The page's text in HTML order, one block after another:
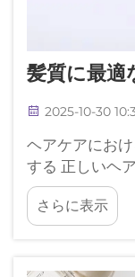
髪質に最適
2025-10-30
ヘアケアにお
する 正しいヘ
目にしたもの
す。適切なヘ
ーチンにおい
さらに表示